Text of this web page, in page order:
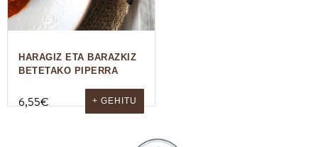
HARAGIZ ETA BARAZKIZ
BETETAKO PIPERRA
6,55€ + GEHITU